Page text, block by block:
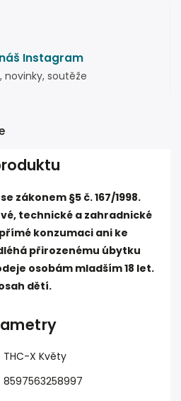
Instagram
novinky, soutěže
zákonem §5 č. 167/1998.
technické a zahradnické
konzumaci ani ke
přirozenému úbytku
osobám mladším 18 let.
dětí.
THC-X Květy
8597563258997